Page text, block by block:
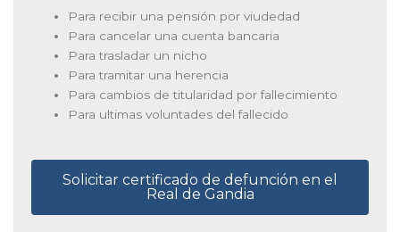
Para recibir una pensión por viudedad
Para cancelar una cuenta bancaria
Para trasladar un nicho
Para tramitar una herencia
Para cambios de titularidad por fallecimiento
Para ultimas voluntades del fallecido
Solicitar certificado de defunción en el
Real de Gandia